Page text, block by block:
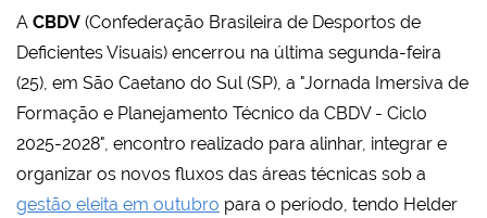
A CBDV (Confederação Brasileira de Desportos de
Deficientes Visuais) encerrou na última segunda-feira
(25), em São Caetano do Sul (SP), a "Jornada Imersiva de
Formação e Planejamento Técnico da CBDV - Ciclo
2025-2028", encontro realizado para alinhar, integrar e
organizar os novos fluxos das áreas técnicas sob a
gestão eleita em outubro para o período, tendo Helder